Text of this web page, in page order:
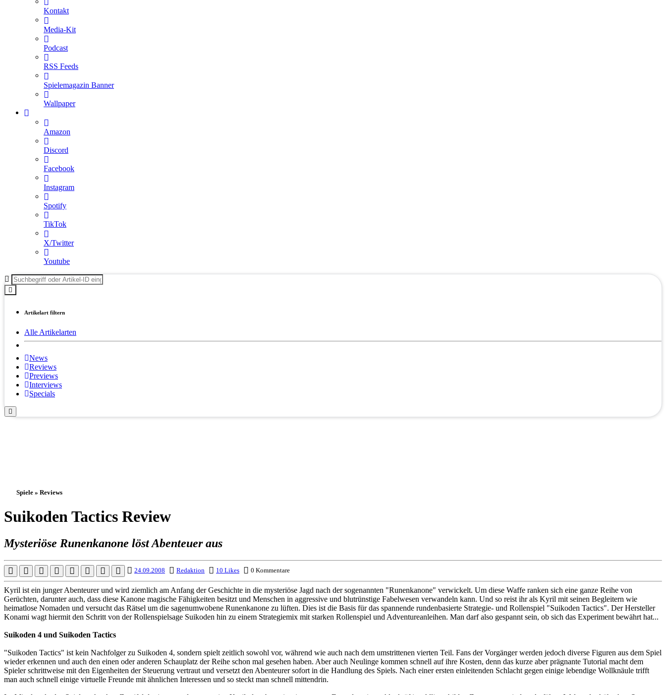
Kontakt
Media-Kit
Podcast
RSS Feeds
Spielemagazin Banner
Wallpaper
Amazon
Discord
Facebook
Instagram
Spotify
TikTok
X/Twitter
Youtube
Artikelart filtern
Alle Artikelarten
News
Reviews
Previews
Interviews
Specials
Spiele » Reviews
Suikoden Tactics Review
Mysteriöse Runenkanone löst Abenteuer aus
24.09.2008 Redaktion 10 Likes 0 Kommentare
Kyril ist ein junger Abenteurer und wird ziemlich am Anfang der Geschichte in die mysteriöse Jagd nach der sogenannten "Runenkanone" verwickelt. Um diese Waffe ranken sich eine ganze Reihe von
Gerüchten, darunter auch, dass diese Kanone magische Fähigkeiten besitzt und Menschen in aggressive und blutrünstige Fabelwesen verwandeln kann. Und so reist ihr als Kyril mit seinen Begleitern wie
heimatlose Nomaden und versucht das Rätsel um die sagenumwobene Runenkanone zu lüften. Dies ist die Basis für das spannende rundenbasierte Strategie- und Rollenspiel "Suikoden Tactics". Der Hersteller
Konami wagt hiermit den Schritt von der Rollenspielsage Suikoden hin zu einem Strategiemix mit starken Rollenspiel und Adventureanleihen. Man darf also gespannt sein, ob sich das Experiment bewährt hat...
Suikoden 4 und Suikoden Tactics
"Suikoden Tactics" ist kein Nachfolger zu Suikoden 4, sondern spielt zeitlich sowohl vor, während wie auch nach dem umstrittenen vierten Teil. Fans der Vorgänger werden jedoch diverse Figuren aus dem Spiel
wieder erkennen und auch den einen oder anderen Schauplatz der Reihe schon mal gesehen haben. Aber auch Neulinge kommen schnell auf ihre Kosten, denn das kurze aber prägnante Tutorial macht dem
Spieler schrittweise mit den Eigenheiten der Steuerung vertraut und versetzt den Abenteurer sofort in die Handlung des Spiels. Nach einer ersten einleitenden Schlacht gegen einige lebendige Wollknäule trifft
man auch schnell einige virtuelle Freunde mit ähnlichen Interessen und so steckt man schnell mittendrin.